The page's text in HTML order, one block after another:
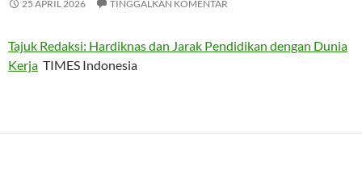
25 APRIL 2026 TINGGALKAN KOMENTAR
Tajuk Redaksi: Hardiknas dan Jarak Pendidikan dengan Dunia
Kerja TIMES Indonesia